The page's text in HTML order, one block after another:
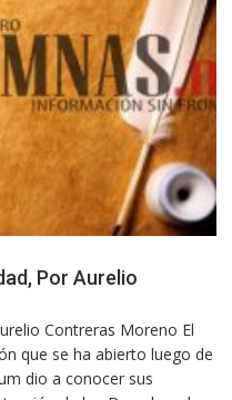
Por Aurelio
Contreras Moreno El
que se ha abierto luego de
dio a conocer sus